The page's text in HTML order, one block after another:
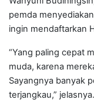
pemda
ingin mendaftarkan
“Yang paling cepat
muda, karena
Sayangnya banyak
terjangkau,”